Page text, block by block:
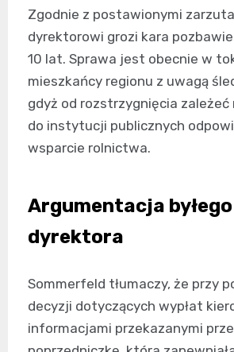
Zgodnie z postawionymi
dyrektorowi grozi kara
10 lat. Sprawa jest obecnie w
mieszkańcy regionu z uwagą
gdyż od rozstrzygnięcia
do instytucji publicznych
wsparcie rolnictwa.
Argumentacja byłego
dyrektora
Sommerfeld tłumaczy, że przy
decyzji dotyczących wypłat
informacjami przekazanymi